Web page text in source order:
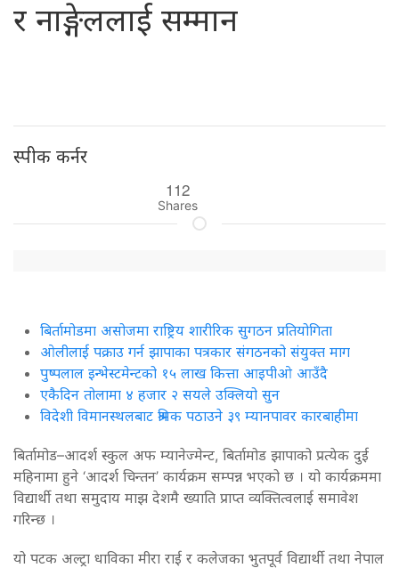
र नाङ्गेललाई सम्मान
स्पीक कर्नर
112
Shares
बिर्तामोडमा असोजमा राष्ट्रिय शारीरिक सुगठन प्रतियोगिता
ओलीलाई पक्राउ गर्न झापाका पत्रकार संगठनको संयुक्त माग
पुष्पलाल इन्भेस्टमेन्टको १५ लाख कित्ता आइपीओ आउँदै
एकैदिन तोलामा ४ हजार २ सयले उक्लियो सुन
विदेशी विमानस्थलबाट श्रमिक पठाउने ३९ म्यानपावर कारबाहीमा
बिर्तामोड–आदर्श स्कुल अफ म्यानेज्मेन्ट, बिर्तामोड झापाको प्रत्येक दुई
महिनामा हुने ‘आदर्श चिन्तन’ कार्यक्रम सम्पन्न भएको छ । यो कार्यक्रममा
विद्यार्थी तथा समुदाय माझ देशमै ख्याति प्राप्त व्यक्तित्वलाई समावेश
गरिन्छ ।
यो पटक अल्ट्रा धाविका मीरा राई र कलेजका भुतपूर्व विद्यार्थी तथा नेपाल